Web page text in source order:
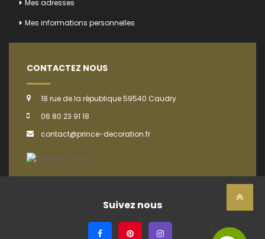
Mes adresses
Mes informations personnelles
CONTACTEZ NOUS
18 rue de la république 59540 Caudry
06 80 23 91 18
contact@prince-decoration.fr
Suivez nous